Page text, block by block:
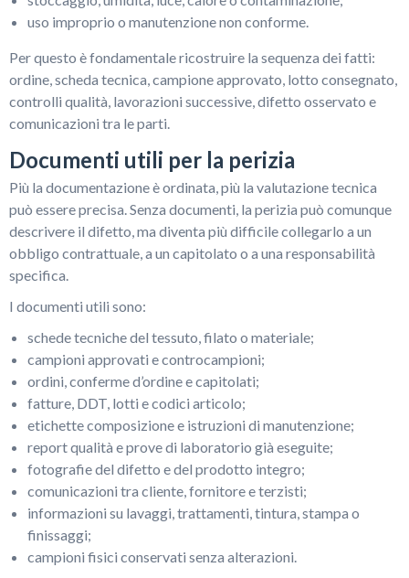
uso improprio o manutenzione non conforme.
Per questo è fondamentale ricostruire la sequenza dei fatti:
ordine, scheda tecnica, campione approvato, lotto consegnato,
controlli qualità, lavorazioni successive, difetto osservato e
comunicazioni tra le parti.
Documenti utili per la perizia
Più la documentazione è ordinata, più la valutazione tecnica
può essere precisa. Senza documenti, la perizia può comunque
descrivere il difetto, ma diventa più difficile collegarlo a un
obbligo contrattuale, a un capitolato o a una responsabilità
specifica.
I documenti utili sono:
schede tecniche del tessuto, filato o materiale;
campioni approvati e controcampioni;
ordini, conferme d’ordine e capitolati;
fatture, DDT, lotti e codici articolo;
etichette composizione e istruzioni di manutenzione;
report qualità e prove di laboratorio già eseguite;
fotografie del difetto e del prodotto integro;
comunicazioni tra cliente, fornitore e terzisti;
informazioni su lavaggi, trattamenti, tintura, stampa o
finissaggi;
campioni fisici conservati senza alterazioni.